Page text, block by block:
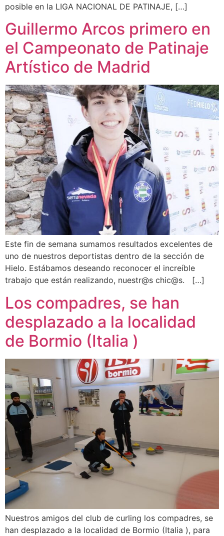
posible en la LIGA NACIONAL DE PATINAJE, […]
Guillermo Arcos primero en
el Campeonato de Patinaje
Artístico de Madrid
Este fin de semana sumamos resultados excelentes de
uno de nuestros deportistas dentro de la sección de
Hielo. Estábamos deseando reconocer el increíble
trabajo que están realizando, nuestr@s chic@s. […]
Los compadres, se han
desplazado a la localidad
de Bormio (Italia )
Nuestros amigos del club de curling los compadres, se
han desplazado a la localidad de Bormio (Italia ), para